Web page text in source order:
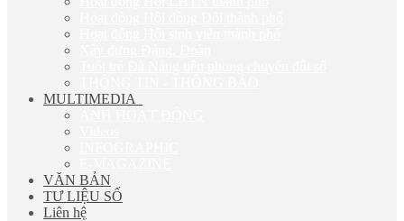
MULTIMEDIA
VĂN BẢN
TƯ LIỆU SỐ
Liên hệ